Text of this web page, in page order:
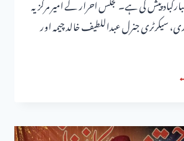
سیکرٹری جنرل عبداللطیف خالد چیمہ اور